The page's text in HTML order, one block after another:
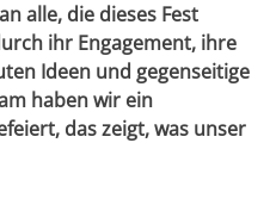
alle, die dieses Fest
ihr Engagement, ihre
Ideen und gegenseitige
haben wir ein
das zeigt, was unser